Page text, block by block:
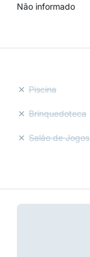
Não informado
Piscina
Brinquedoteca
Salão de Jogos